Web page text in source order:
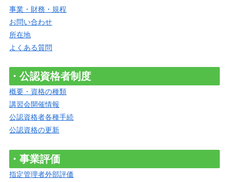
事業・財務・規程
お問い合わせ
所在地
よくある質問
・公認資格者制度
概要・資格の種類
講習会開催情報
公認資格者各種手続
公認資格の更新
・事業評価
指定管理者外部評価